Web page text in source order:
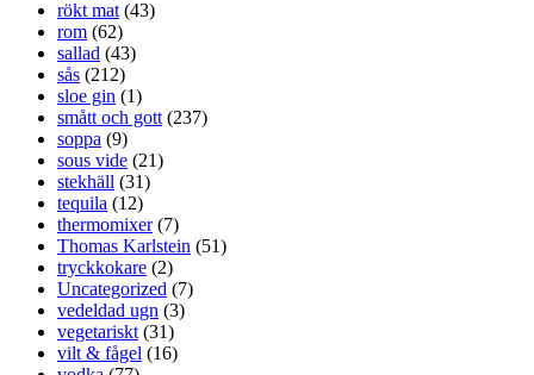
rökt mat (43)
rom (62)
sallad (43)
sås (212)
sloe gin (1)
smått och gott (237)
soppa (9)
sous vide (21)
stekhäll (31)
tequila (12)
thermomixer(7)
Thomas Karlstein (51)
tryckkokare (2)
Uncategorized (7)
vedeldad ugn (3)
vegetariskt (31)
vilt & fågel (16)